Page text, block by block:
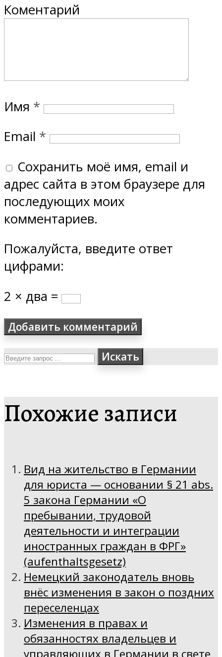
Коментарий
Имя *
Email *
Сохранить моё имя, email и
адрес сайта в этом браузере для
последующих моих
комментариев.
Пожалуйста, введите ответ
цифрами:
2 × два =
Искать
Похожие записи
Вид на жительство в Германии
для юриста — основании § 21 abs.
5 закона Германии «О
пребывании, трудовой
деятельности и интеграции
иностранных граждан в ФРГ»
(aufenthaltsgesetz)
Немецкий законодатель вновь
внёс изменения в закон о поздних
переселенцах
Изменения в правах и
обязанностях владельцев и
управляющих в Германии в свете